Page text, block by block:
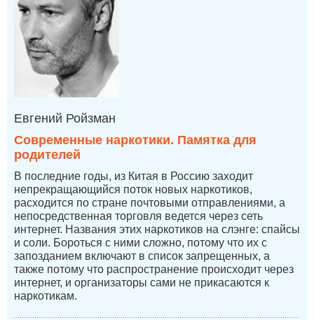
Евгений Ройзман
Современные наркотики. Памятка для
родителей
В последние годы, из Китая в Россию заходит
непрекращающийся поток новых наркотиков,
расходится по стране почтовыми отправлениями, а
непосредственная торговля ведется через сеть
интернет. Названия этих наркотиков на слэнге: спайсы
и соли. Бороться с ними сложно, потому что их с
запозданием включают в список запрещенных, а
также потому что распространение происходит через
интернет, и организаторы сами не прикасаются к
наркотикам.